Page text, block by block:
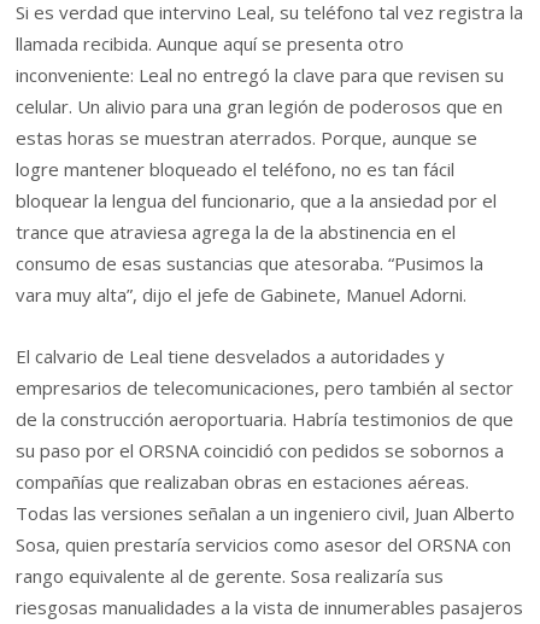
Si es verdad que intervino Leal, su teléfono tal vez registra la
llamada recibida. Aunque aquí se presenta otro
inconveniente: Leal no entregó la clave para que revisen su
celular. Un alivio para una gran legión de poderosos que en
estas horas se muestran aterrados. Porque, aunque se
logre mantener bloqueado el teléfono, no es tan fácil
bloquear la lengua del funcionario, que a la ansiedad por el
trance que atraviesa agrega la de la abstinencia en el
consumo de esas sustancias que atesoraba. “Pusimos la
vara muy alta”, dijo el jefe de Gabinete, Manuel Adorni.
El calvario de Leal tiene desvelados a autoridades y
empresarios de telecomunicaciones, pero también al sector
de la construcción aeroportuaria. Habría testimonios de que
su paso por el ORSNA coincidió con pedidos se sobornos a
compañías que realizaban obras en estaciones aéreas.
Todas las versiones señalan a un ingeniero civil, Juan Alberto
Sosa, quien prestaría servicios como asesor del ORSNA con
rango equivalente al de gerente. Sosa realizaría sus
riesgosas manualidades a la vista de innumerables pasajeros